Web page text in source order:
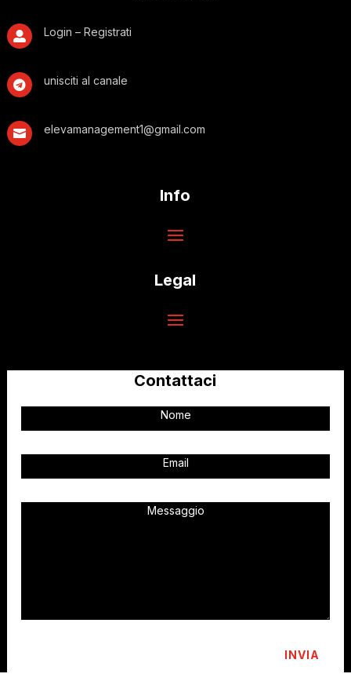
 Login – Registrati
 unisciti al canale
 elevamanagement1@gmail.com
Info
Legal
Contattaci
INVIA